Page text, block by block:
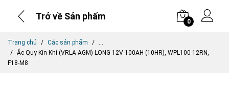
Trở về Sản phẩm
0
Trang chủ Các sản phẩm
...
Ắc Quy Kín Khí (VRLA AGM) LONG 12V-100AH (10HR), WPL100-12RN,
F18-M8